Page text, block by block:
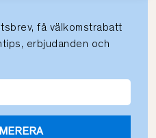
få välkomstrabatt
erbjudanden och